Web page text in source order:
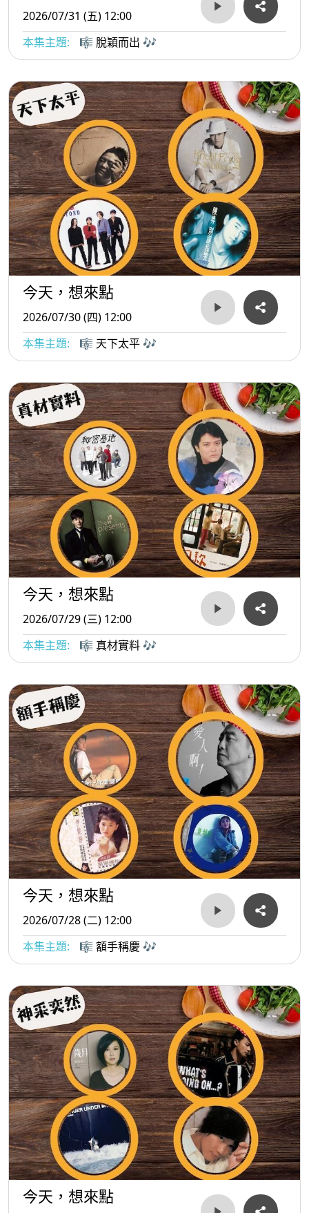
2026/07/31 (五) 12:00
本集主題:
🎼 脫穎而出 🎶
今天，想來點
2026/07/30 (四) 12:00
本集主題:
🎼 天下太平 🎶
今天，想來點
2026/07/29 (三) 12:00
本集主題:
🎼 真材實料 🎶
今天，想來點
2026/07/28 (二) 12:00
本集主題:
🎼 額手稱慶 🎶
今天，想來點